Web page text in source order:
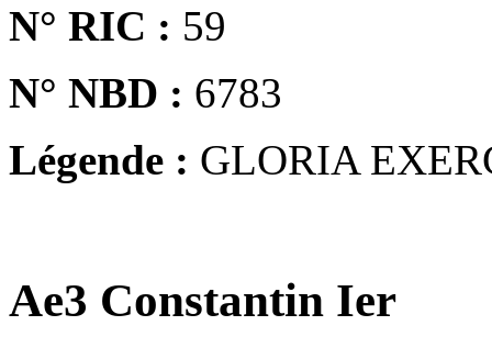
N° RIC : 59
N° NBD : 6783
Légende : GLORIA
Ae3 Constantin Ier